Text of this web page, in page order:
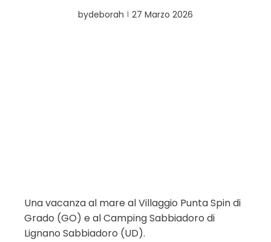
bydeborah 27 Marzo 2026
Una vacanza al mare al Villaggio Punta Spin di
Grado (GO) e al Camping Sabbiadoro di
Lignano Sabbiadoro (UD).